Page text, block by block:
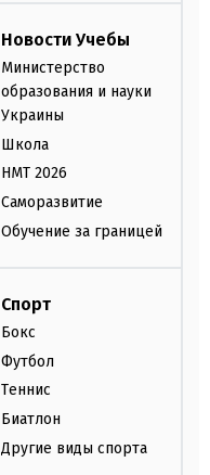
Новости Учебы
Министерство
образования и науки
Украины
Школа
НМТ 2026
Саморазвитие
Обучение за границей
Спорт
Бокс
Футбол
Теннис
Биатлон
Другие виды спорта